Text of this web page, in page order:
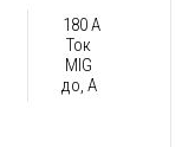
180 А
Ток
MIG
до, А